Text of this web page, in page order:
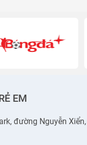
EM
đường Nguyễn